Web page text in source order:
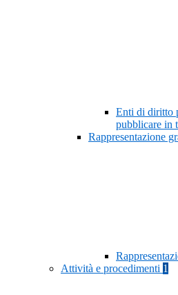
Enti di diritto
pubblicare in
Rappresentazione
Attività e procedimenti 1